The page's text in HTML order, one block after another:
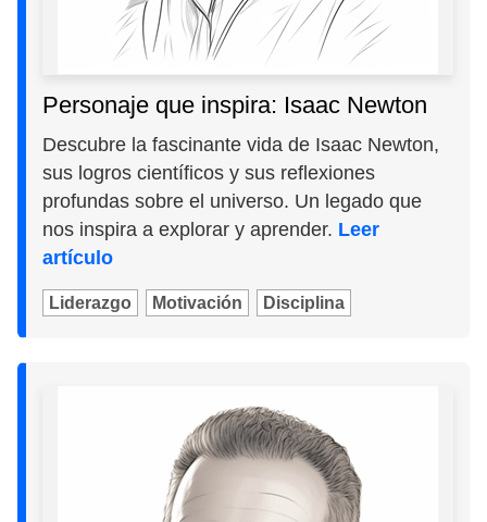
Personaje que inspira: Isaac Newton
Descubre la fascinante vida de Isaac Newton,
sus logros científicos y sus reflexiones
profundas sobre el universo. Un legado que
nos inspira a explorar y aprender. Leer
artículo
Liderazgo Motivación Disciplina